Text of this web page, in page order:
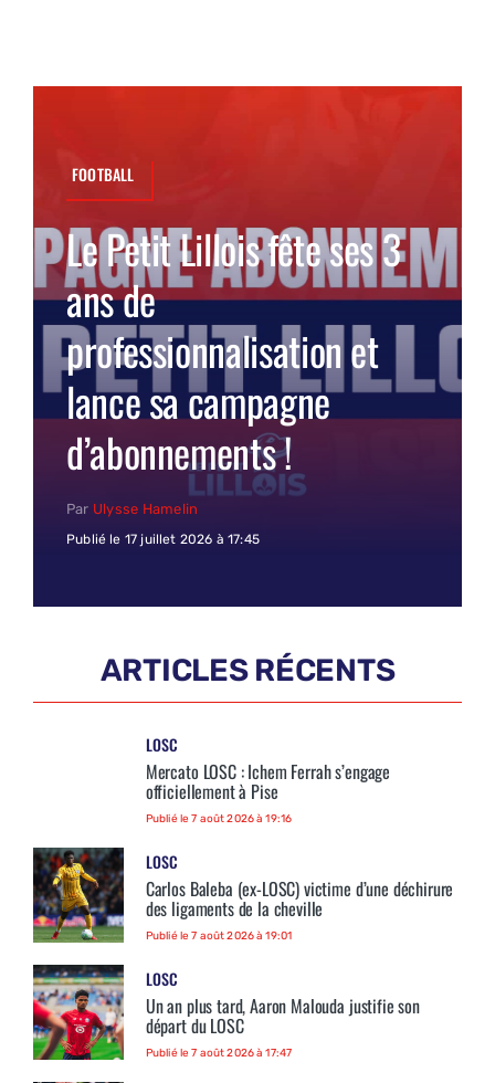
NOUS SUIVRE
Rechercher:
FOOTBALL
Le Petit Lillois fête ses 3
ans de
professionnalisation et
lance sa campagne
d’abonnements !
Par Ulysse Hamelin
Publié le 17 juillet 2026 à 17:45
ARTICLES RÉCENTS
LOSC
Mercato LOSC : Ichem Ferrah s’engage
officiellement à Pise
Publié le 7 août 2026 à 19:16
LOSC
Carlos Baleba (ex-LOSC) victime d’une déchirure
des ligaments de la cheville
Publié le 7 août 2026 à 19:01
LOSC
Un an plus tard, Aaron Malouda justifie son
départ du LOSC
Publié le 7 août 2026 à 17:47